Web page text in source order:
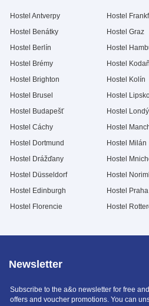
Hostel Antverpy
Hostel Benátky
Hostel Berlín
Hostel Brémy
Hostel Brighton
Hostel Brusel
Hostel Budapešť
Hostel Cáchy
Hostel Dortmund
Hostel Drážďany
Hostel Düsseldorf
Hostel Edinburgh
Hostel Florencie
Hostel
Hostel Graz
Hostel
Hostel Kodaň
Hostel Kolín
Hostel
Hostel
Hostel
Hostel Milán
Hostel
Hostel
Hostel Praha
Hostel
Newsletter
Subscribe to the a&o newsletter for free
offers and voucher promotions. You can